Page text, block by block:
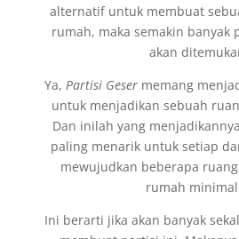
alternatif untuk membuat
rumah, maka semakin banyak
akan
Ya,Partisi Geser memang
untuk menjadikan sebuah
Dan inilah yang
paling menarik untuk setiap
mewujudkan beberapa
rumah
Ini berarti jika akan banyak